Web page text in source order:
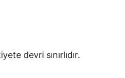
devri sınırlıdır.